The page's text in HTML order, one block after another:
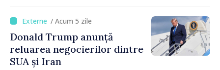
acoperit în proporție de
până la 44%/ Acum 5 zile
Donald Trump anunță
reluarea negocierilor dintre
SUA și Iran